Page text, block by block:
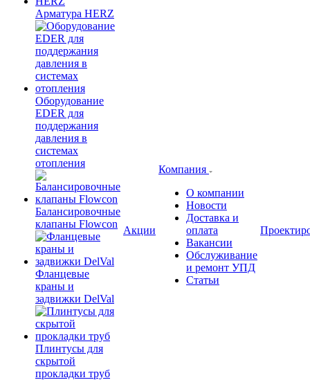
Арматура HERZ
Оборудование
EDER для
поддержания
давления в
системах
отопления
Балансировочные
клапаны Flowcon
Фланцевые
краны и
задвижки DelVal
Плинтусы для
скрытой
прокладки труб
Акции
Компания
О компании
Новости
Доставка и
оплата
Вакансии
Обслуживание
и ремонт УПД
Статьи